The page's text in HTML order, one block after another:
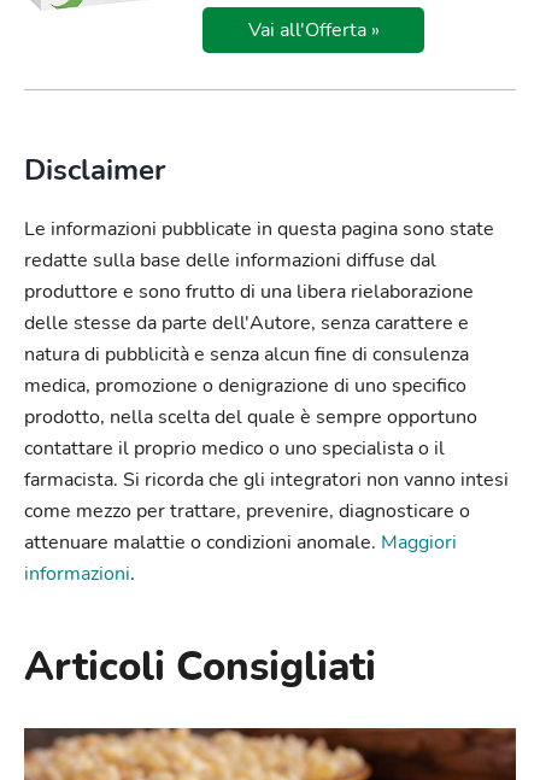
Vai all'Offerta »
Disclaimer
Le informazioni pubblicate in questa pagina sono state
redatte sulla base delle informazioni diffuse dal
produttore e sono frutto di una libera rielaborazione
delle stesse da parte dell'Autore, senza carattere e
natura di pubblicità e senza alcun fine di consulenza
medica, promozione o denigrazione di uno specifico
prodotto, nella scelta del quale è sempre opportuno
contattare il proprio medico o uno specialista o il
farmacista. Si ricorda che gli integratori non vanno intesi
come mezzo per trattare, prevenire, diagnosticare o
attenuare malattie o condizioni anomale. Maggiori
informazioni.
Articoli Consigliati